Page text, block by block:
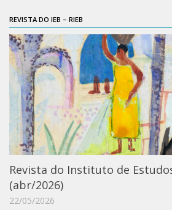
REVISTA DO IEB – RIEB
Revista do Instituto de
(abr/2026)
22/05/2026